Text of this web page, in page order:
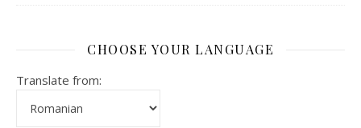
CHOOSE YOUR LANGUAGE
Translate from: